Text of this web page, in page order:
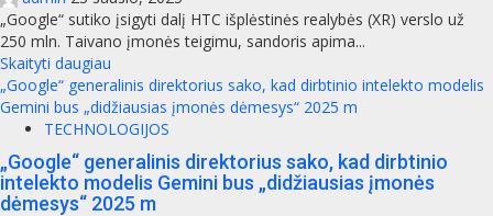
„Google“ sutiko įsigyti dalį HTC išplėstinės realybės (XR) verslo už
250 mln. Taivano įmonės teigimu, sandoris apima...
Skaityti daugiau
„Google“ generalinis direktorius sako, kad dirbtinio intelekto modelis
Gemini bus „didžiausias įmonės dėmesys“ 2025 m
TECHNOLOGIJOS
„Google“ generalinis direktorius sako, kad dirbtinio
intelekto modelis Gemini bus „didžiausias įmonės
dėmesys“ 2025 m